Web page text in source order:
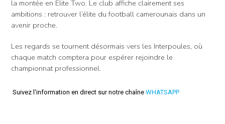
la montée en Élite Two. Le club affiche clairement ses
ambitions : retrouver l’élite du football camerounais dans un
avenir proche.
Les regards se tournent désormais vers les Interpoules, où
chaque match comptera pour espérer rejoindre le
championnat professionnel.
Suivez l'information en direct sur notre chaîne WHATSAPP